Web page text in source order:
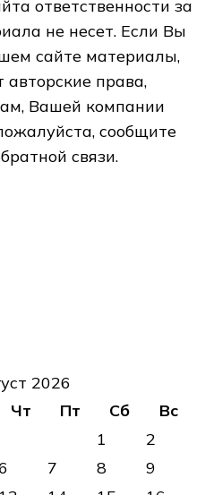
ответственности за
не несет. Если Вы
сайте материалы,
права,
Вашей компании
сообщите
связи.
2026
Чт Пт Сб
Вс
1
2
7 8
9